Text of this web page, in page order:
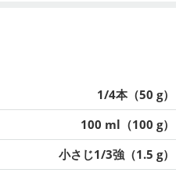
1/4本（50 g）
100 ml（100 g）
小さじ1/3強（1.5 g）